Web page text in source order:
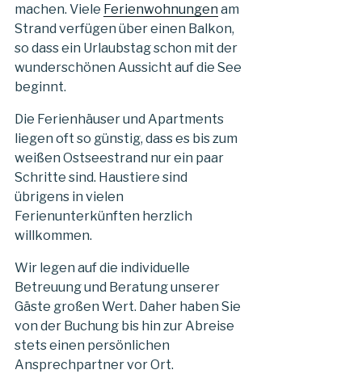
machen. Viele Ferienwohnungen am
Strand verfügen über einen Balkon,
so dass ein Urlaubstag schon mit der
wunderschönen Aussicht auf die See
beginnt.
Die Ferienhäuser und Apartments
liegen oft so günstig, dass es bis zum
weißen Ostseestrand nur ein paar
Schritte sind. Haustiere sind
übrigens in vielen
Ferienunterkünften herzlich
willkommen.
Wir legen auf die individuelle
Betreuung und Beratung unserer
Gäste großen Wert. Daher haben Sie
von der Buchung bis hin zur Abreise
stets einen persönlichen
Ansprechpartner vor Ort.